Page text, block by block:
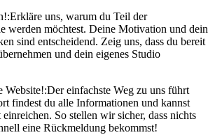
Erkläre uns, warum du Teil der
werden möchtest. Deine Motivation und dein
sind entscheidend. Zeig uns, dass du bereit
und dein eigenes Studio
Website!:Der einfachste Weg zu uns führt
findest du alle Informationen und kannst
So stellen wir sicher, dass nichts
eine Rückmeldung bekommst!